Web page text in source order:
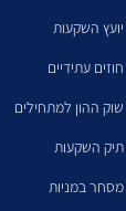
יועץ השקעות
חוזים עתידיים
שוק ההון למתחילים
תיק השקעות
מסחר במניות